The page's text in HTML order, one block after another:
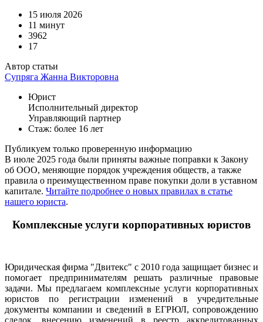
15 июля 2026
11 минут
3962
17
Автор статьи
Супряга Жанна Викторовна
Юрист
Исполнительный директор
Управляющий партнер
Стаж: более 16 лет
Публикуем только проверенную информацию
В июле 2025 года были приняты важные поправки к Закону
об ООО, меняющие порядок учреждения обществ, а также
правила о преимущественном праве покупки доли в уставном
капитале. Читайте подробнее о новых правилах в статье
нашего юриста.
Комплексные услуги корпоративных юристов
Юридическая фирма "Двитекс" с 2010 года защищает бизнес и
помогает предпринимателям решать различные правовые
задачи. Мы предлагаем комплексные услуги корпоративных
юристов по регистрации изменений в учредительные
документы компании и сведений в ЕГРЮЛ, сопровождению